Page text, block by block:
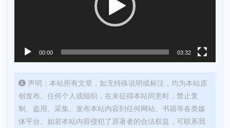
00:00 03:32
声明：本站所有文章，如无特殊说明或标注，均为本站原
创发布。任何个人或组织，在未征得本站同意时，禁止复
制、盗用、采集、发布本站内容到任何网站、书籍等各类媒
体平台。如若本站内容侵犯了原著者的合法权益，可联系我